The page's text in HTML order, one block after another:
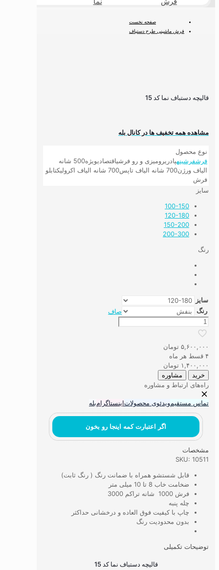
صفحه نخست
فرش ماشینی طرح دستباف
قالیچه دستباف نما کد 15
مشاهده همه تخفیف ها در کانال بله
نوع محصول
فرشفرشینهپادریرومیزی و رو فرشیاقتصادیویژه
500 شانه
الیاف ورژن700 شانه الیاف تاپس 700 شانه الیاف اکرولیک
تابلو
فرش
سایز
100-150
120-180
150-200
200-300
رنگ
سایز
رنگ
صاف
قالیچه
دستباف
نما
کد
15
عدد
۵,۶۰۰,۰۰۰ تومان
۴ قسط هر ماه
۱,۴۰۰,۰۰۰ تومان
خرید مشاوره
راه‌های ارتباط و مشاوره
تماس مستقیمویدئوی محصولاتاینستاگرامبله
اگر اعتبارت کمه اینجا رو بخون
مشخصات
SKU: 10511
قابل شستشو همراه با ضمانت رنگ ( رنگ ثابت)
ضخامت خاب 8 تا 10 میلی متر
فرش 1000 شانه تراکم 3000
چله پنبه
چاپ با کیفیت فوق العاده و درخشانی حداکثر
بدون محدودیت رنگ
توضیحات تکمیلی
قالیچه دستباف نما کد 15